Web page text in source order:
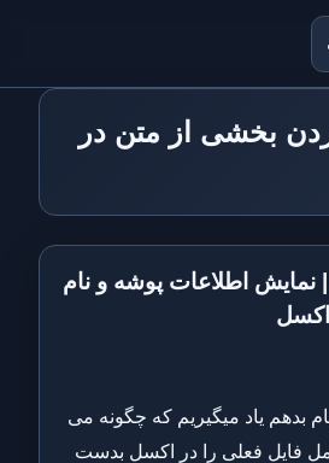
بخشی از متن در
اطلاعات پوشه و نام
بدهم یاد میگیریم که چگونه می
فایل فعلی را در اکسل بدست